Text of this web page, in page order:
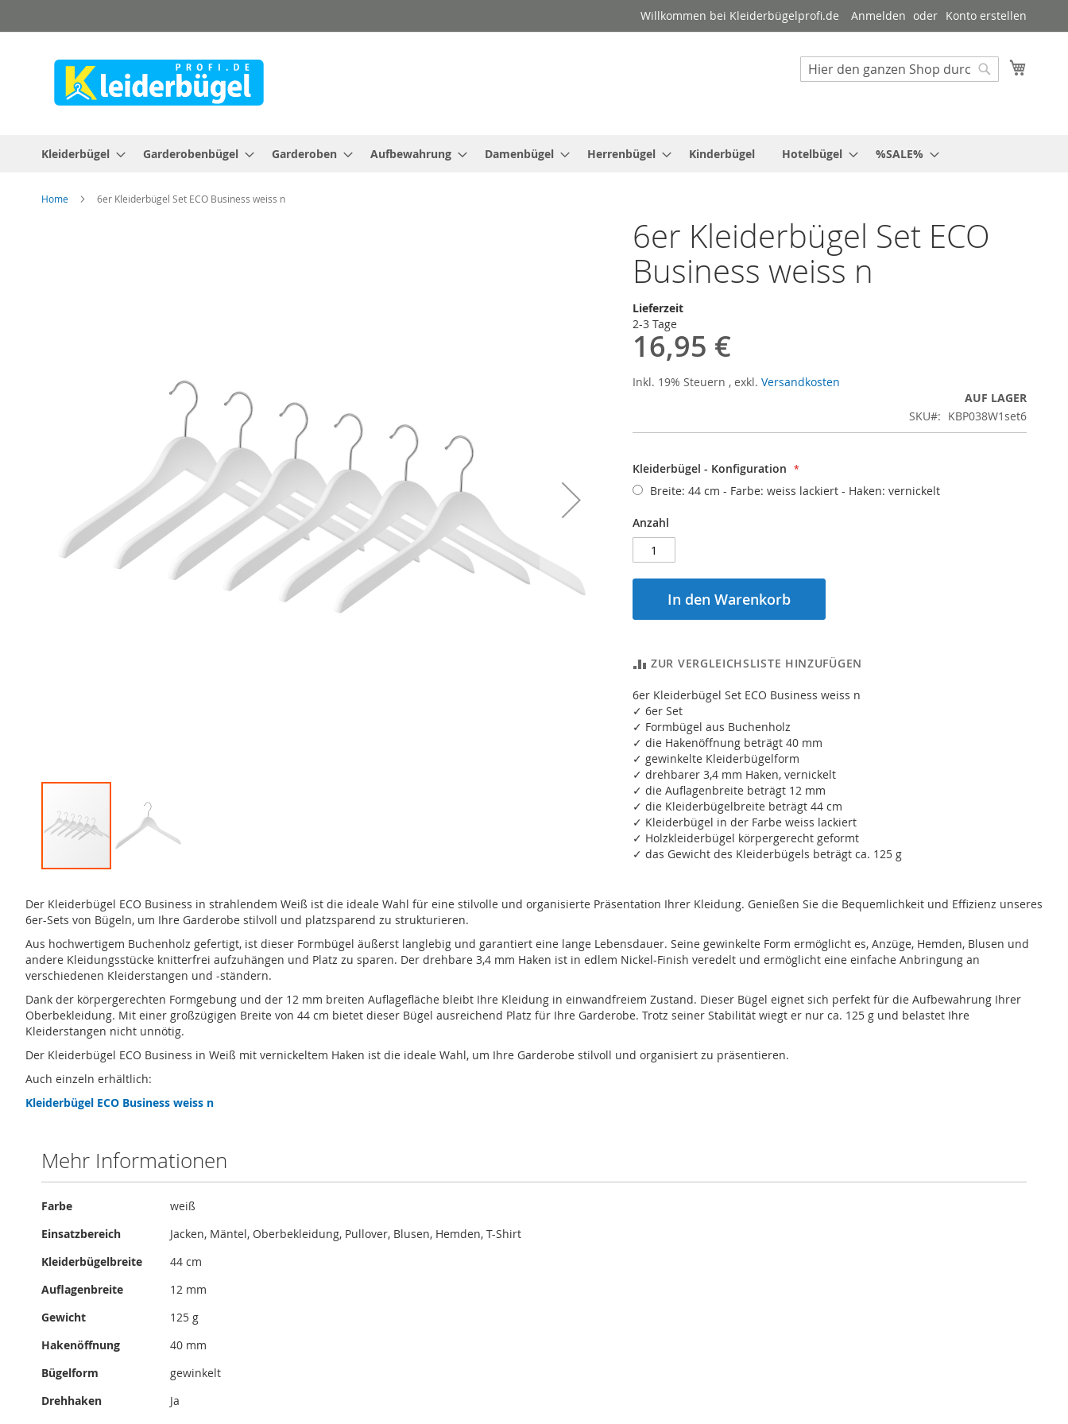
zum
Willkommen bei Kleiderbügelprofi.de Anmelden Konto erstellen
Suche
Kleiderbügel Garderobenbügel Garderoben Aufbewahrung Damenbügel Herrenbügel Kinderbügel Hotelbügel %SALE%
Home 6er Kleiderbügel Set ECO Business weiss n
6er Kleiderbügel Set ECO
Business weiss n
Lieferzeit
2-3 Tage
16,95 €
Inkl. 19% Steuern , exkl. Versandkosten
AUF LAGER
SKU
KBP038W1set6
Kleiderbügel - Konfiguration
Breite: 44 cm - Farbe: weiss lackiert - Haken: vernickelt
Anzahl
In den Warenkorb
ZUR VERGLEICHSLISTE HINZUFÜGEN
6er Kleiderbügel Set ECO Business weiss n
✓ 6er Set
✓ Formbügel aus Buchenholz
✓ die Hakenöffnung beträgt 40 mm
✓ gewinkelte Kleiderbügelform
✓ drehbarer 3,4 mm Haken, vernickelt
✓ die Auflagenbreite beträgt 12 mm
✓ die Kleiderbügelbreite beträgt 44 cm
✓ Kleiderbügel in der Farbe weiss lackiert
✓ Holzkleiderbügel körpergerecht geformt
✓ das Gewicht des Kleiderbügels beträgt ca. 125 g
der
Bildergalerie
springen
Der Kleiderbügel ECO Business in strahlendem Weiß ist die ideale Wahl für eine stilvolle und organisierte Präsentation Ihrer Kleidung. Genießen Sie die Bequemlichkeit und Effizienz unseres
6er-Sets von Bügeln, um Ihre Garderobe stilvoll und platzsparend zu strukturieren.
Aus hochwertigem Buchenholz gefertigt, ist dieser Formbügel äußerst langlebig und garantiert eine lange Lebensdauer. Seine gewinkelte Form ermöglicht es, Anzüge, Hemden, Blusen und
andere Kleidungsstücke knitterfrei aufzuhängen und Platz zu sparen. Der drehbare 3,4 mm Haken ist in edlem Nickel-Finish veredelt und ermöglicht eine einfache Anbringung an
verschiedenen Kleiderstangen und -ständern.
Dank der körpergerechten Formgebung und der 12 mm breiten Auflagefläche bleibt Ihre Kleidung in einwandfreiem Zustand. Dieser Bügel eignet sich perfekt für die Aufbewahrung Ihrer
Oberbekleidung. Mit einer großzügigen Breite von 44 cm bietet dieser Bügel ausreichend Platz für Ihre Garderobe. Trotz seiner Stabilität wiegt er nur ca. 125 g und belastet Ihre
Kleiderstangen nicht unnötig.
Der Kleiderbügel ECO Business in Weiß mit vernickeltem Haken ist die ideale Wahl, um Ihre Garderobe stilvoll und organisiert zu präsentieren.
Auch einzeln erhältlich:
Kleiderbügel ECO Business weiss n
Mehr Informationen
Mehr
Farbe
weiß
Einsatzbereich
Jacken, Mäntel, Oberbekleidung, Pullover, Blusen, Hemden, T-Shirt
Kleiderbügelbreite
44 cm
Auflagenbreite
12 mm
Gewicht
125 g
Hakenöffnung
40 mm
Bügelform
gewinkelt
Drehhaken
Ja